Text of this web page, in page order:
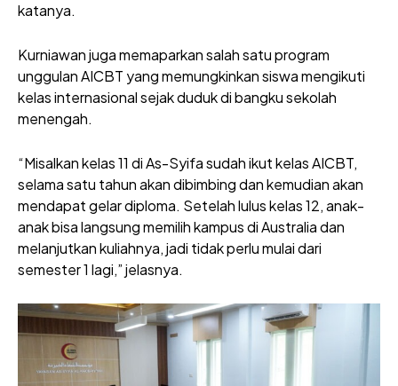
katanya.
Kurniawan juga memaparkan salah satu program
unggulan AICBT yang memungkinkan siswa mengikuti
kelas internasional sejak duduk di bangku sekolah
menengah.
“Misalkan kelas 11 di As-Syifa sudah ikut kelas AICBT,
selama satu tahun akan dibimbing dan kemudian akan
mendapat gelar diploma. Setelah lulus kelas 12, anak-
anak bisa langsung memilih kampus di Australia dan
melanjutkan kuliahnya, jadi tidak perlu mulai dari
semester 1 lagi,” jelasnya.